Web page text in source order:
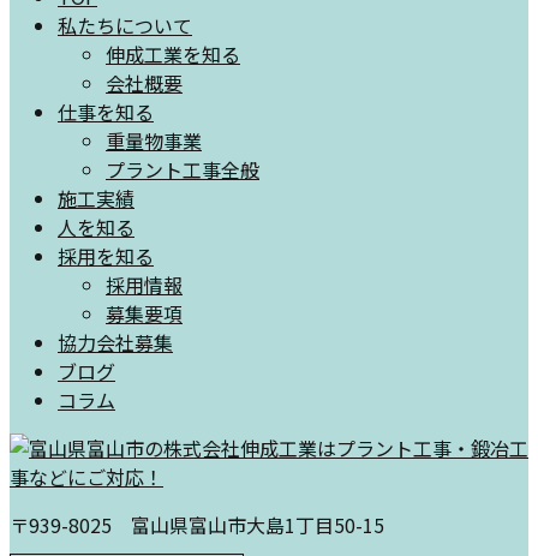
私たちについて
伸成工業を知る
会社概要
仕事を知る
重量物事業
プラント工事全般
施工実績
人を知る
採用を知る
採用情報
募集要項
協力会社募集
ブログ
コラム
〒939-8025 富山県富山市大島1丁目50-15